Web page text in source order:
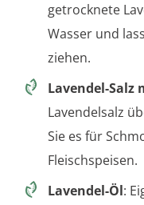
getrocknete
Wasser und
ziehen.
Lavendel-Salz
Lavendelsalz
Sie es für
Fleischspeisen.
Lavendel-Öl: